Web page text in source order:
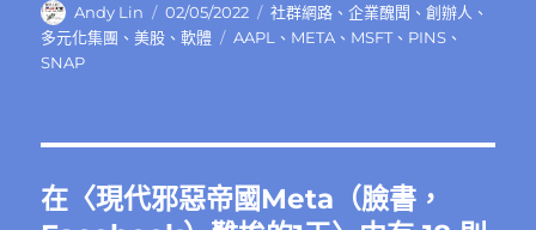
作
者
Andy Lin
發
佈
02/05/2022
分
類
社群網路 、企業醜聞 、創辦人 、
多元化集團 、美股 、軟體
標
AAPL 、 META 、 MSFT、 PINS 、
SNAP
在〈現代邪惡帝國Meta（臉書，